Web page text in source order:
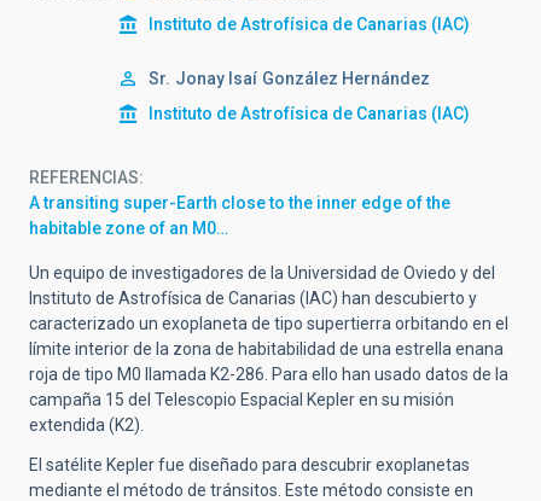
Instituto de Astrofísica de Canarias (IAC)
Sr. Jonay Isaí González Hernández
Instituto de Astrofísica de Canarias (IAC)
REFERENCIAS
A transiting super-Earth close to the inner edge of the
habitable zone of an M0…
Un equipo de investigadores de la Universidad de Oviedo y del
Instituto de Astrofísica de Canarias (IAC) han descubierto y
caracterizado un exoplaneta de tipo supertierra orbitando en el
límite interior de la zona de habitabilidad de una estrella enana
roja de tipo M0 llamada K2-286. Para ello han usado datos de la
campaña 15 del Telescopio Espacial Kepler en su misión
extendida (K2).
El satélite Kepler fue diseñado para descubrir exoplanetas
mediante el método de tránsitos. Este método consiste en